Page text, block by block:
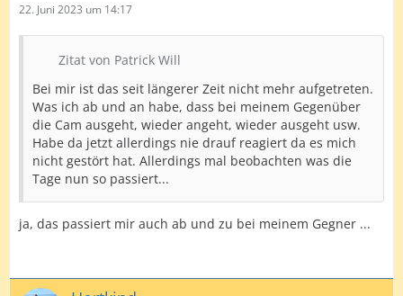
22. Juni 2023 um 14:17
Zitat von Patrick Will
Bei mir ist das seit längerer Zeit nicht mehr aufgetreten.
Was ich ab und an habe, dass bei meinem Gegenüber
die Cam ausgeht, wieder angeht, wieder ausgeht usw.
Habe da jetzt allerdings nie drauf reagiert da es mich
nicht gestört hat. Allerdings mal beobachten was die
Tage nun so passiert...
ja, das passiert mir auch ab und zu bei meinem Gegner ...